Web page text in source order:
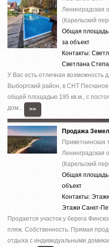
Ленинградская
(Карельский
Общая
за объект
Контакты:
Светлана
У Вас есть отличная возможность
Выборгский район, в СНТ
общей площадью 195 кв.м., с
дом...
>>
Продажа
Приветнинская
Ленинградская
(Карельский
Общая
объект
Контакты:
Этажи Санкт-
Продается участок у берега
пляж. Собственность. Прямая
отдыха с индивидуальными